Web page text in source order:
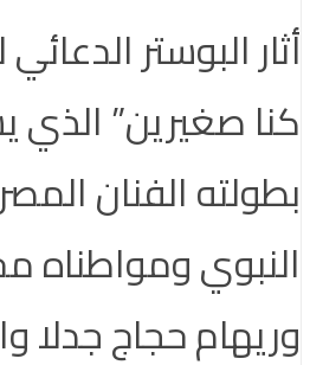
أثار البوستر
كنا صغيرين” الذي
بطولته الفنان
النبوي ومواطناه
وريهام حجاج جدلا